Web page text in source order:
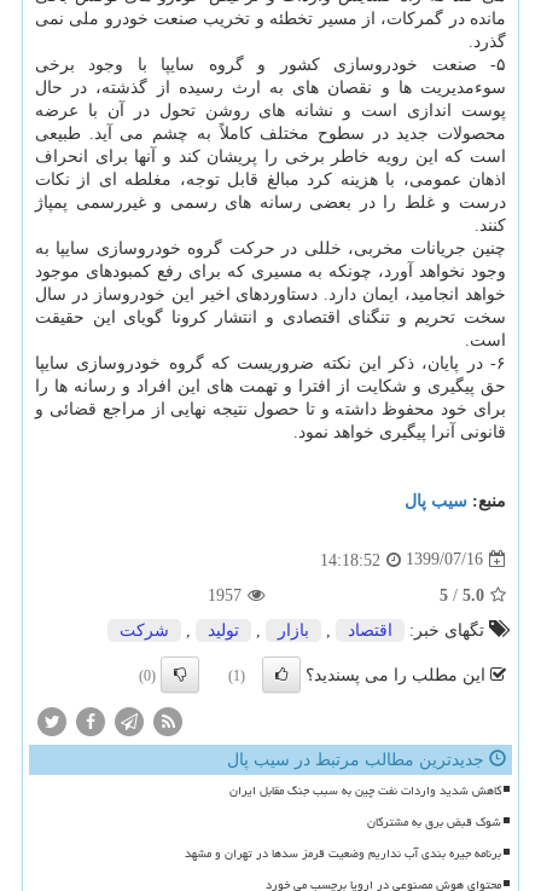
مانده در گمرکات، از مسیر تخطئه و تخریب صنعت خودرو ملی نمی
گذرد.
۵- صنعت خودروسازی کشور و گروه سایپا با وجود برخی
سوءمدیریت ها و نقصان های به ارث رسیده از گذشته، در حال
پوست اندازی است و نشانه های روشن تحول در آن با عرضه
محصولات جدید در سطوح مختلف کاملاً به چشم می آید. طبیعی
است که این رویه خاطر برخی را پریشان کند و آنها برای انحراف
اذهان عمومی، با هزینه کرد مبالغ قابل توجه، مغلطه ای از نکات
درست و غلط را در بعضی رسانه های رسمی و غیررسمی پمپاژ
کنند.
چنین جریانات مخربی، خللی در حرکت گروه خودروسازی سایپا به
وجود نخواهد آورد، چونکه به مسیری که برای رفع کمبودهای موجود
خواهد انجامید، ایمان دارد. دستاوردهای اخیر این خودروساز در سال
سخت تحریم و تنگنای اقتصادی و انتشار کرونا گویای این حقیقت
است.
۶- در پایان، ذکر این نکته ضروریست که گروه خودروسازی سایپا
حق پیگیری و شکایت از افترا و تهمت های این افراد و رسانه ها را
برای خود محفوظ داشته و تا حصول نتیجه نهایی از مراجع قضائی و
قانونی آنرا پیگیری خواهد نمود.
منبع: سیب پال
1399/07/16
14:18:52
5.0
/
5
1957
تگهای خبر:
اقتصاد , بازار , تولید , شركت
این مطلب را می پسندید؟ (1)
(0)
جدیدترین مطالب مرتبط در سیب پال
کاهش شدید واردات نفت چین به سبب جنگ مقابل ایران
شوک قبض برق به مشترکان
برنامه جیره بندی آب نداریم وضعیت قرمز سدها در تهران و مشهد
محتوای هوش مصنوعی در اروپا برچسب می خورد